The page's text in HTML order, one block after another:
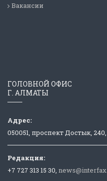
Вакансии
ГОЛОВНОЙ ОФИС
Г. АЛМАТЫ
Адрес:
050051, проспект Достык,
Редакция:
+7 727 313 15 30,